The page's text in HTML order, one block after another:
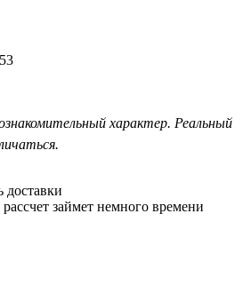
характер. Реальный
доставки
займет немного времени